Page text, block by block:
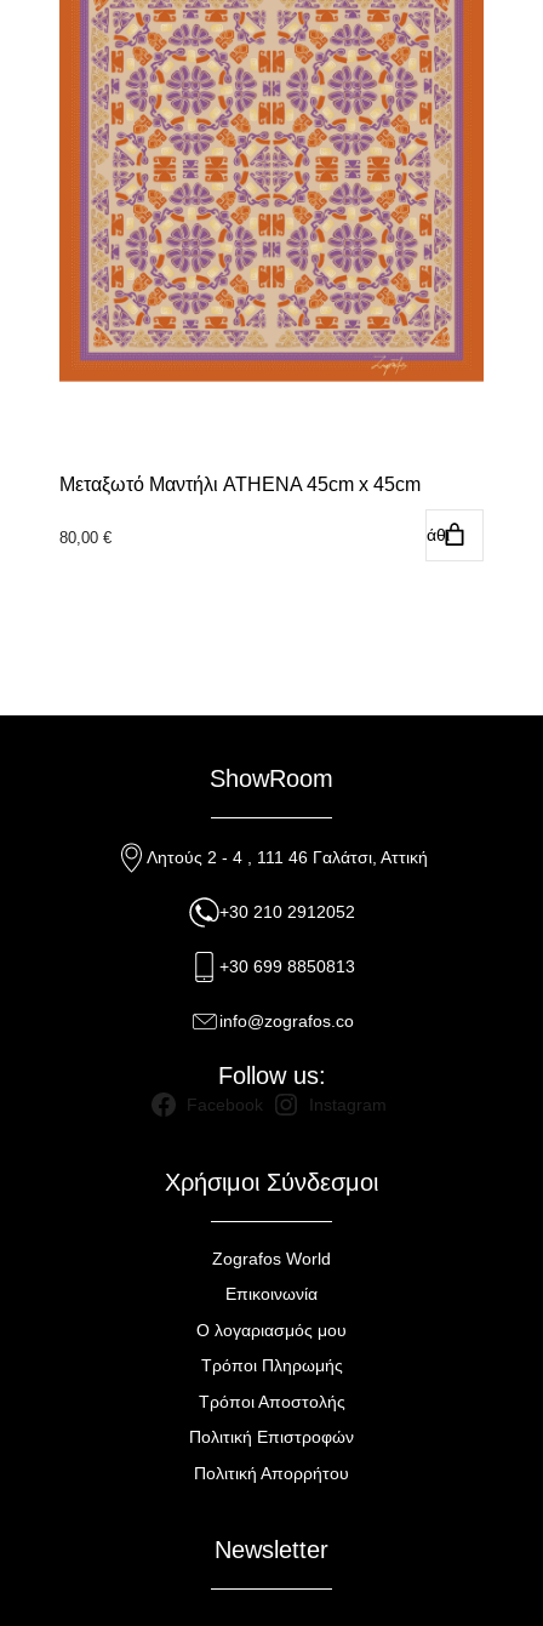
Μεταξωτό Μαντήλι ATHENA 45cm x 45cm
80,00 € Προσθήκη στο καλάθι
ShowRoom
Λητούς 2 - 4 , 111 46 Γαλάτσι, Αττική
+30 210 2912052
+30 699 8850813
info@zografos.co
Follow us:
Facebook Instagram
Χρήσιμοι Σύνδεσμοι
Zografos World
Επικοινωνία
Ο λογαριασμός μου
Τρόποι Πληρωμής
Τρόποι Αποστολής
Πολιτική Επιστροφών
Πολιτική Απορρήτου
Newsletter